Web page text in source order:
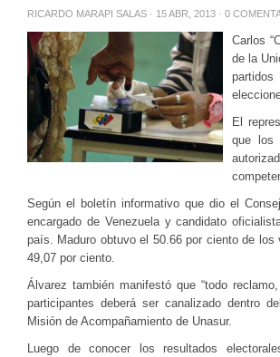
RICARDO MARAPI SALAS · 15 ABR, 2013 · 0
Carlos
de la
El
que los
Según el boletín informativo que dio el
encargado de Venezuela y candidato
país. Maduro obtuvo el 50.66 por ciento de
49,07 por ciento.
Álvarez también manifestó que “todo
participantes deberá ser canalizado dentro
Misión de Acompañamiento de Unasur.
Luego de conocer los resultados